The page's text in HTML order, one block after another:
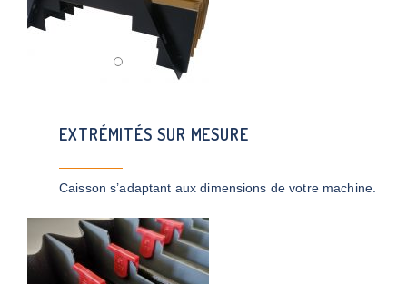
EXTRÉMITÉS SUR MESURE
Caisson s’adaptant aux dimensions de votre machine.